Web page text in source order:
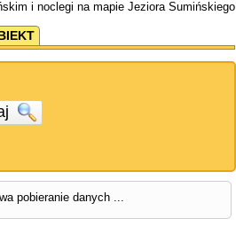
i noclegi na mapie Jeziora Sumińskiego
pobieranie danych ...